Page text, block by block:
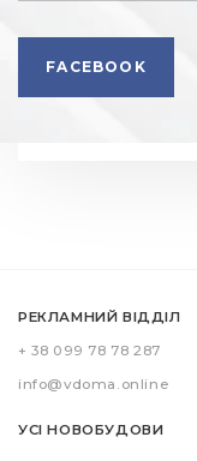
FACEBOOK
РЕКЛАМНИЙ ВІДДІЛ
+ 38 099 78 78 287
info@vdoma.online
УСІ НОВОБУДОВИ